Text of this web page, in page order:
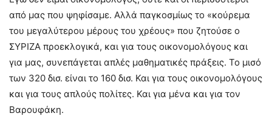
από μας που ψηφίσαμε. Αλλά παγκοσμίως το «κούρεμα
του μεγαλύτερου μέρους του χρέους» που ζητούσε ο
ΣΥΡΙΖΑ προεκλογικά, και για τους οικονομολόγους και
για μας, συνεπάγεται απλές μαθηματικές πράξεις. Το μισό
των 320 δισ. είναι το 160 δισ. Και για τους οικονομολόγους
και για τους απλούς πολίτες. Και για μένα και για τον
Βαρουφάκη.